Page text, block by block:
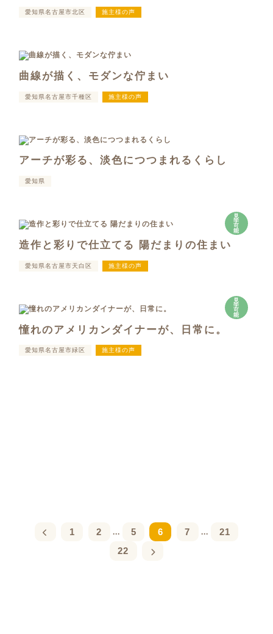
愛知県名古屋市北区 施主様の声
曲線が描く、モダンな佇まい
愛知県名古屋市千種区 施主様の声
アーチが彩る、淡色につつまれるくらし
愛知県
見
学
可
能
造作と彩りで仕立てる 陽だまりの住まい
愛知県名古屋市天白区 施主様の声
見
学
可
能
憧れのアメリカンダイナーが、日常に。
愛知県名古屋市緑区 施主様の声
1 2 ... 5 6 7 ...
21
22